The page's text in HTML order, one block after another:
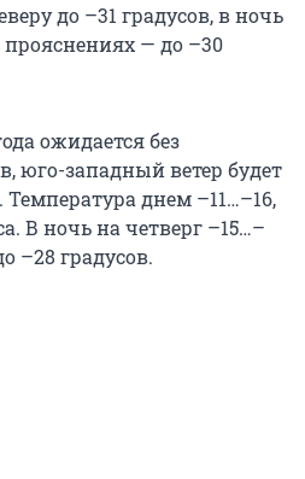
до –31 градусов, в ночь
прояснениях — до –30
ожидается без
юго-западный ветер будет
Температура днем –11…–16,
В ночь на четверг –15…–
–28 градусов.